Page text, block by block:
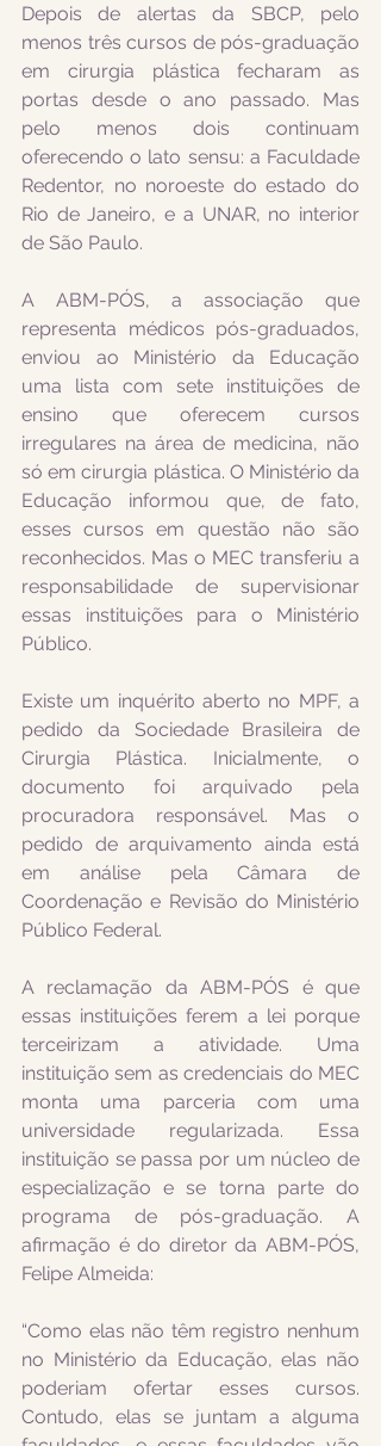
Depois de alertas da SBCP, pelo
menos três cursos de pós-graduação
em cirurgia plástica fecharam as
portas desde o ano passado. Mas
pelo menos dois continuam
oferecendo o lato sensu: a Faculdade
Redentor, no noroeste do estado do
Rio de Janeiro, e a UNAR, no interior
de São Paulo.
A ABM-PÓS, a associação que
representa médicos pós-graduados,
enviou ao Ministério da Educação
uma lista com sete instituições de
ensino que oferecem cursos
irregulares na área de medicina, não
só em cirurgia plástica. O Ministério da
Educação informou que, de fato,
esses cursos em questão não são
reconhecidos. Mas o MEC transferiu a
responsabilidade de supervisionar
essas instituições para o Ministério
Público.
Existe um inquérito aberto no MPF, a
pedido da Sociedade Brasileira de
Cirurgia Plástica. Inicialmente, o
documento foi arquivado pela
procuradora responsável. Mas o
pedido de arquivamento ainda está
em análise pela Câmara de
Coordenação e Revisão do Ministério
Público Federal.
A reclamação da ABM-PÓS é que
essas instituições ferem a lei porque
terceirizam a atividade. Uma
instituição sem as credenciais do MEC
monta uma parceria com uma
universidade regularizada. Essa
instituição se passa por um núcleo de
especialização e se torna parte do
programa de pós-graduação. A
afirmação é do diretor da ABM-PÓS,
Felipe Almeida:
“Como elas não têm registro nenhum
no Ministério da Educação, elas não
poderiam ofertar esses cursos.
Contudo, elas se juntam a alguma